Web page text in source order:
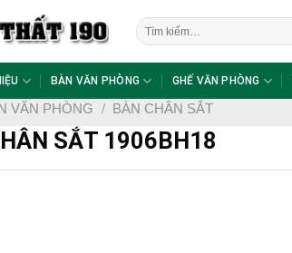
Tìm
kiếm:
BÀN VĂN PHÒNG GHẾ VĂN PHÒNG
VĂN PHÒNG / BÀN CHÂN SẮT
SẮT 1906BH18